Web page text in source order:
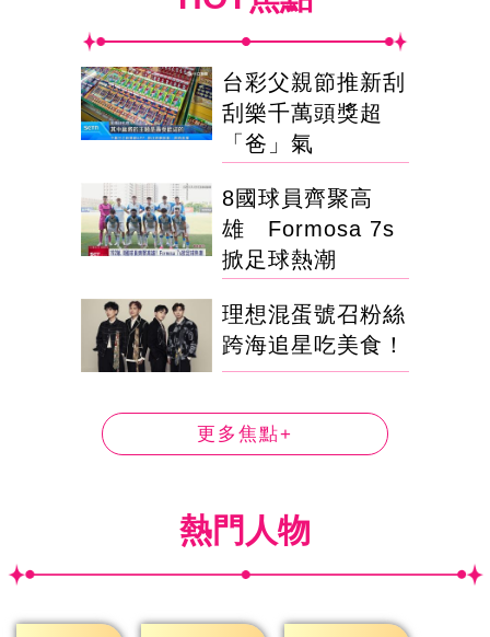
台彩父親節推新刮
刮樂千萬頭獎超
「爸」氣
8國球員齊聚高
雄 Formosa 7s
掀足球熱潮
理想混蛋號召粉絲
跨海追星吃美食！
更多焦點+
熱門人物